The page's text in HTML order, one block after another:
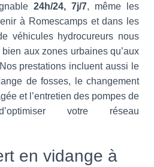
24h/24, 7j/7, même les
à Romescamps et dans les
véhicules hydrocureurs nous
aux zones urbaines qu’aux
prestations incluent aussi le
de fosses, le changement
et l’entretien des pompes de
votre réseau
en vidange à